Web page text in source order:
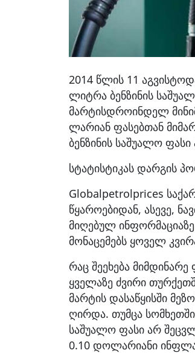
2014 წლის 11
ლიტრა ბენზინის
მარტისდროინდელ
ლარიან ფასებთან
ბენზინის საშუალო
სტატისტიკას დარგის
Globalpetrolprices
წყაროებიდან, ასევე,
მიღებულ
მონაცემებს ყოველ
რაც შეეხება
ყველაზე ძვირი
მარტის დასაწყისში
ღირდა. თუმცა
საშუალო ფასი არ
0.10 დოლარიანი